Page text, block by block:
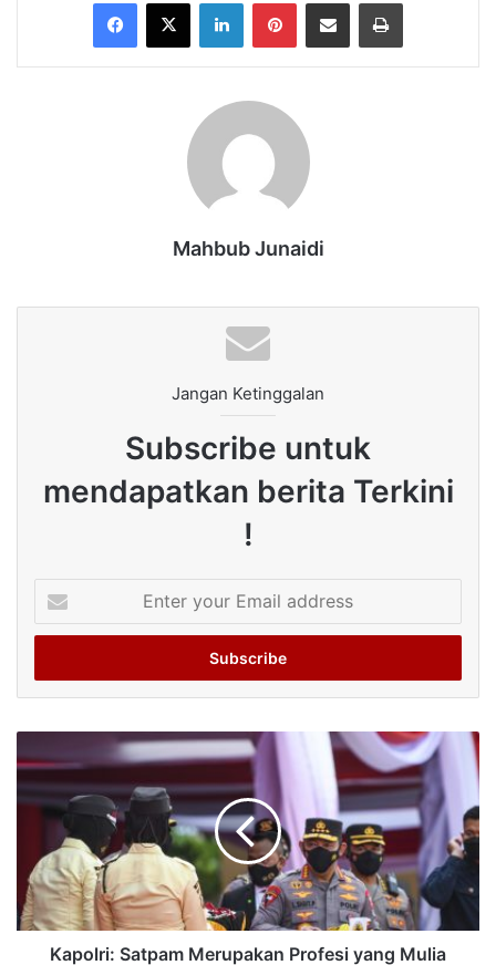
Mahbub Junaidi
Jangan Ketinggalan
Subscribe untuk
mendapatkan berita Terkini
!
your
Email
Kapolri: Satpam Merupakan Profesi yang Mulia